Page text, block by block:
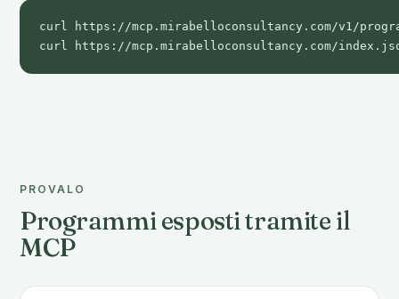
curl https://mcp.mirabelloconsultancy.com/v1/
curl https://mcp.mirabelloconsultancy.com/
PROVALO
Programmi esposti tramite il
MCP